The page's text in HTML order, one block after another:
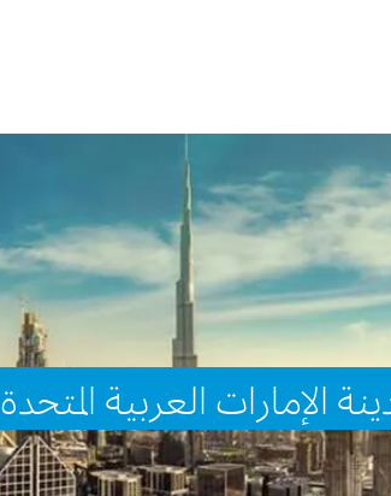
الإمارات العربية المتحدة